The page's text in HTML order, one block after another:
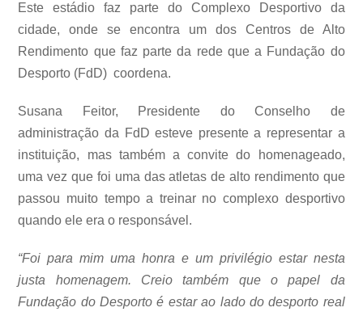
Este estádio faz parte do Complexo Desportivo da
cidade, onde se encontra um dos Centros de Alto
Rendimento que faz parte da rede que a Fundação do
Desporto (FdD) coordena.
Susana Feitor, Presidente do Conselho de
administração da FdD esteve presente a representar a
instituição, mas também a convite do homenageado,
uma vez que foi uma das atletas de alto rendimento que
passou muito tempo a treinar no complexo desportivo
quando ele era o responsável.
“Foi para mim uma honra e um privilégio estar nesta
justa homenagem. Creio também que o papel da
Fundação do Desporto é estar ao lado do desporto real